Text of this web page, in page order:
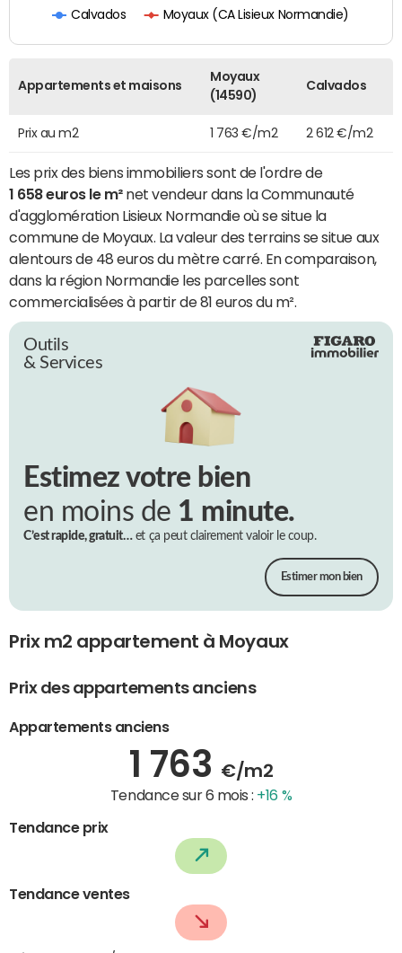
Calvados Moyaux (CA Lisieux Normandie)
Appartements et maisons
Moyaux
(14590)
Calvados
Prix au m2 1 763 €/m2 2 612 €/m2
Les prix des biens immobiliers sont de l'ordre de
1 658 euros le m²net vendeur dans la Communauté
d'agglomération Lisieux Normandie où se situe la
commune de Moyaux. La valeur des terrains se situe aux
alentours de 48 euros du mètre carré. En comparaison,
dans la région Normandie les parcelles sont
commercialisées à partir de 81 euros du m².
Outils
& Services
Estimez votre bien
en moins de 1 minute.
C’est rapide, gratuit…et ça peut clairement valoir le coup.
Estimer mon bien
Prix m2 appartement à Moyaux
Prix des appartements anciens
Appartements anciens
1 763 €/m2
Tendance sur 6 mois : +16 %
Tendance prix
Tendance ventes